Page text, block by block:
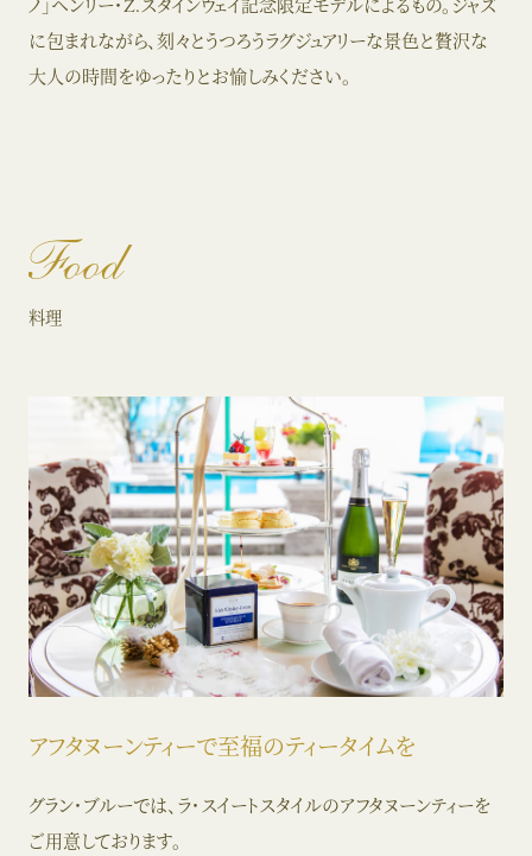
ノ」ヘンリー・Z.スタインウェイ記念限定モデルによるもの。ジャズ
に包まれながら、刻々とうつろうラグジュアリーな景色と贅沢な
大人の時間をゆったりとお愉しみください。
Food
料理
アフタヌーンティーで至福のティータイムを
グラン・ブルーでは、ラ・スイートスタイルのアフタヌーンティーを
ご用意しております。